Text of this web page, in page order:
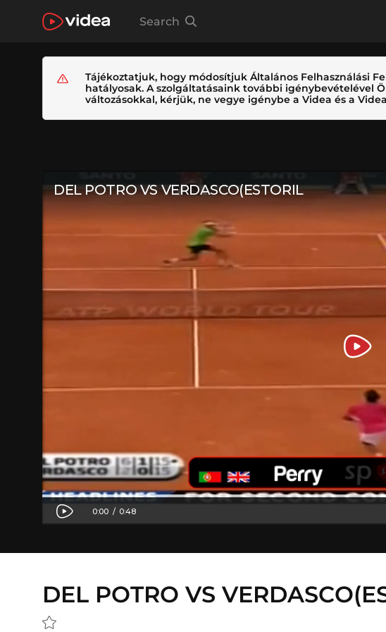
Search
Tájékoztatjuk, hogy módosítjuk Általános Felhasználási
hatályosak. A szolgáltatásaink további igénybevételével
változásokkal, kérjük, ne vegye igénybe a Videa és a
DEL POTRO VS